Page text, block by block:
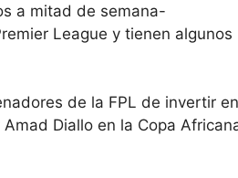
a mitad de semana-
League y tienen algunos
de la FPL de invertir
Diallo en la Copa